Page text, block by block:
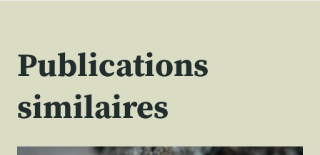
Publications
similaires